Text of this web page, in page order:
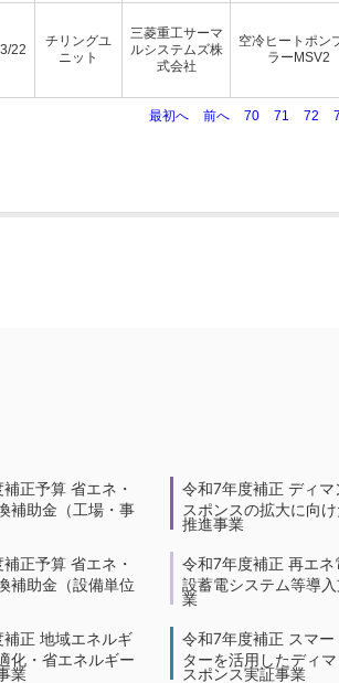
22
チリングユ
ニット
三菱重工サーマ
ルシステムズ株
式会社
空冷ヒートポン
ラーMSV2
最初へ 前へ 70 71 72
正予算 省エネ・
補助金（工場・事
正予算 省エネ・
補助金（設備単位
正 地域エネルギ
化・省エネルギー
業
令和7年度補正 ディマ
スポンスの拡大に向
推進事業
令和7年度補正 再エネ
設蓄電システム等導
業
令和7年度補正 スマー
ターを活用したディ
スポンス実証事業